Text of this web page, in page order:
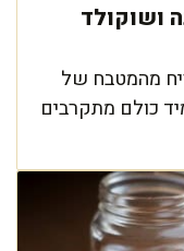
ושוקולד
מהמטבח של
כולם מתקרבים